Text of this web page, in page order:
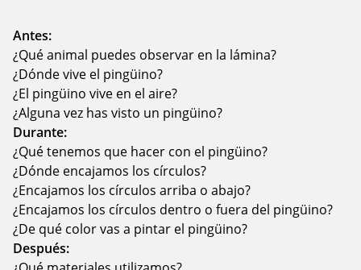
Antes:
¿Qué animal puedes observar en la lámina?
¿Dónde vive el pingüino?
¿El pingüino vive en el aire?
¿Alguna vez has visto un pingüino?
Durante:
¿Qué tenemos que hacer con el pingüino?
¿Dónde encajamos los círculos?
¿Encajamos los círculos arriba o abajo?
¿Encajamos los círculos dentro o fuera del pingüino?
¿De qué color vas a pintar el pingüino?
Después: